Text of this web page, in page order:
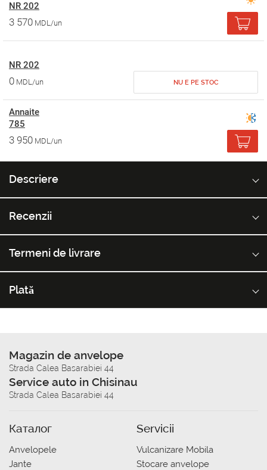
NR 202
3 570 MDL/un
NR 202
0 MDL/un NU E PE STOC
Annaite
785
3 950 MDL/un
Descriere
Recenzii
Termeni de livrare
Plată
Magazin de anvelope
Strada Calea Basarabiei 44
Service auto in Chisinau
Strada Calea Basarabiei 44
Каталог
Anvelopele
Jante
Servicii
Vulcanizare Mobila
Stocare anvelope